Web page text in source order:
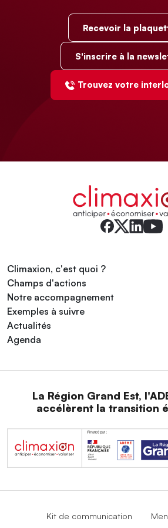
Recevoir la
S'inscrire à la
Trouvez votre
Climaxion, c'est quoi ?
Champs d'actions
Notre accompagnement
Exemples à suivre
Actualités
Agenda
La Région Grand Est,
accélèrent la transition
Kit de communication